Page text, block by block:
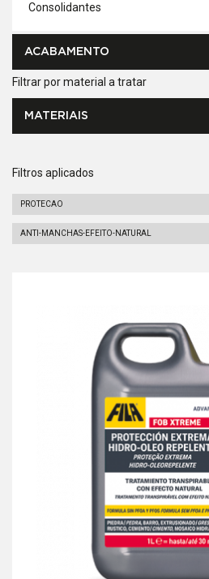
Consolidantes
ACABAMENTO
Filtrar por material a tratar
MATERIAIS
Filtros aplicados
PROTECAO
ANTI-MANCHAS-EFEITO-NATURAL